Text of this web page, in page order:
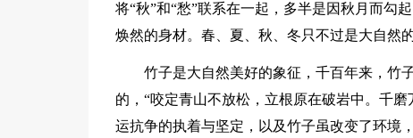
将“秋”和“愁”联系在一起，多半是因秋月而勾
焕然的身材。春、夏、秋、冬只不过是大自然
竹子是大自然美好的象征，千百年来，竹
的，“咬定青山不放松，立根原在破岩中。千
运抗争的执着与坚定，以及竹子虽改变了环境